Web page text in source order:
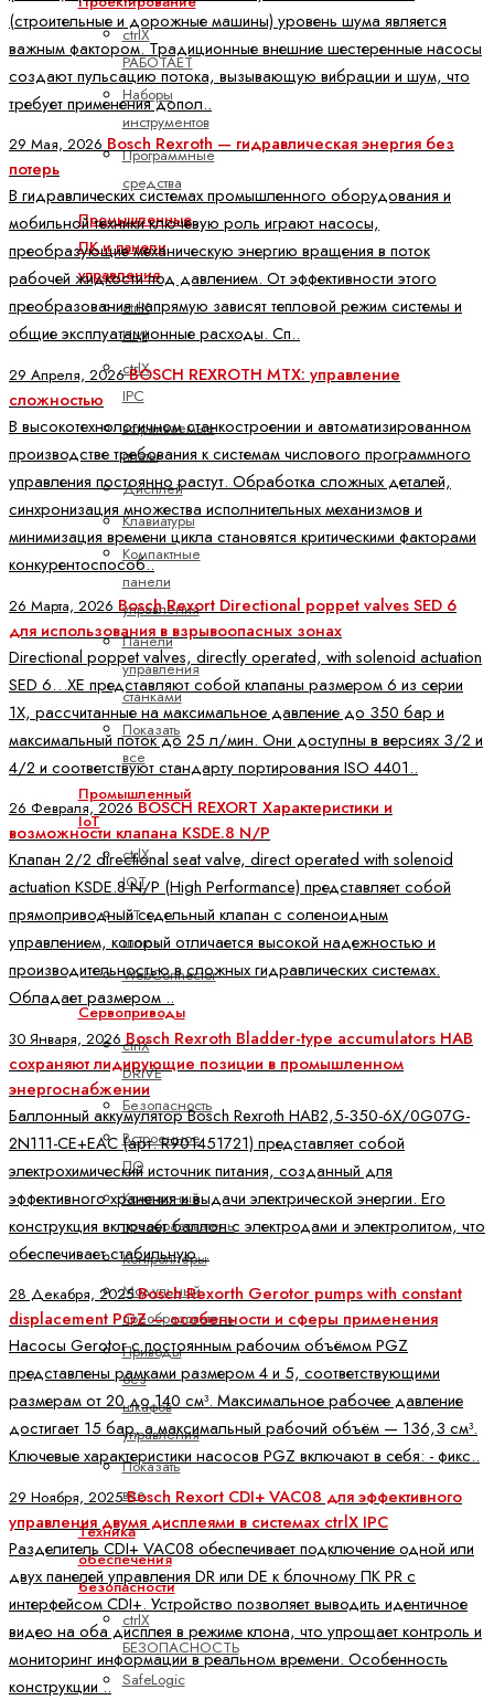
ctrlX
РАБОТАЕТ
Наборы
инструментов
Программные
средства
Промышленные
ПК и панели
управления
ctrlX
HMI
ctrlX
IPC
встраиваемые
платы
Дисплей
Клавиатуры
Компактные
панели
управления
Панели
управления
станками
Показать
все
Промышленный
IoT
ctrlX
IOT
IoT
шлюз
WebConnector
Сервоприводы
ctrlX
DRIVE
Безопасность
Встроенное
ПО
Компактный
преобразователь
Контроллеры
Модульный
преобразователь
Приводы
без
шкафов
управления
Показать
все
Техника
обеспечения
безопасности
ctrlX
БЕЗОПАСНОСТЬ
SafeLogic
(строительные и дорожные машины) уровень шума является
важным фактором. Традиционные внешние шестеренные насосы
создают пульсацию потока, вызывающую вибрации и шум, что
требует применения допол..
29 Мая, 2026 Bosch Rexroth — гидравлическая энергия без
потерь
В гидравлических системах промышленного оборудования и
мобильной техники ключевую роль играют насосы,
преобразующие механическую энергию вращения в поток
рабочей жидкости под давлением. От эффективности этого
преобразования напрямую зависят тепловой режим системы и
общие эксплуатационные расходы. Сп..
29 Апреля, 2026BOSCH REXROTH MTX: управление
сложностью
В высокотехнологичном станкостроении и автоматизированном
производстве требования к системам числового программного
управления постоянно растут. Обработка сложных деталей,
синхронизация множества исполнительных механизмов и
минимизация времени цикла становятся критическими факторами
конкурентоспособ..
26 Марта, 2026 Bosch Rexort Directional poppet valves SED 6
для использования в взрывоопасных зонах
Directional poppet valves, directly operated, with solenoid actuation
SED 6…XE представляют собой клапаны размером 6 из серии
1X, рассчитанные на максимальное давление до 350 бар и
максимальный поток до 25 л/мин. Они доступны в версиях 3/2 и
4/2 и соответствуют стандарту портирования ISO 4401..
26 Февраля, 2026 BOSCH REXORT Характеристики и
возможности клапана KSDE.8 N/P
Клапан 2/2 directional seat valve, direct operated with solenoid
actuation KSDE.8 N/P (High Performance) представляет собой
прямоприводный седельный клапан с соленоидным
управлением, который отличается высокой надежностью и
производительностью в сложных гидравлических системах.
Обладает размером ..
30 Января, 2026 Bosch Rexroth Bladder-type accumulators HAB
сохраняют лидирующие позиции в промышленном
энергоснабжении
Баллонный аккумулятор Bosch Rexroth HAB2,5-350-6X/0G07G-
2N111-CE+EAC (арт. R901451721) представляет собой
электрохимический источник питания, созданный для
эффективного хранения и выдачи электрической энергии. Его
конструкция включает баллон с электродами и электролитом, что
обеспечивает стабильную ..
28 Декабря, 2025Bosch Rexorth Gerotor pumps with constant
displacement PGZ — особенности и сферы применения
Насосы Gerotor с постоянным рабочим объёмом PGZ
представлены рамками размером 4 и 5, соответствующими
размерам от 20 до 140 см³. Максимальное рабочее давление
достигает 15 бар, а максимальный рабочий объём — 136,3 см³.
Ключевые характеристики насосов PGZ включают в себя: - фикс..
29 Ноября, 2025Bosch Rexort CDI+ VAC08 для эффективного
управления двумя дисплеями в системах ctrlX IPC
Разделитель CDI+ VAC08 обеспечивает подключение одной или
двух панелей управления DR или DE к блочному ПК PR с
интерфейсом CDI+. Устройство позволяет выводить идентичное
видео на оба дисплея в режиме клона, что упрощает контроль и
мониторинг информации в реальном времени. Особенность
конструкции ..